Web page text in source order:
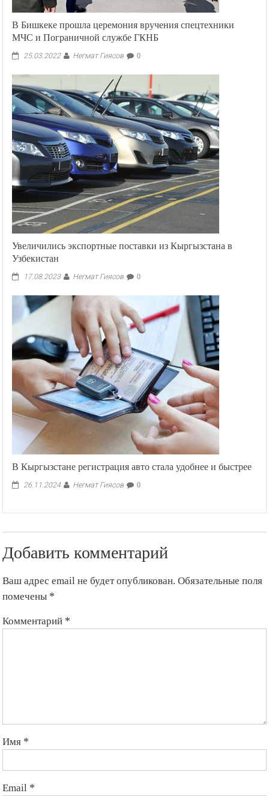
В Бишкеке прошла церемония вручения спецтехники
МЧС и Пограничной службе ГКНБ
25.03.2022 Негмат Гиясов 0
Увеличились экспортные поставки из Кыргызстана в
Узбекистан
17.08.2023 Негмат Гиясов 0
В Кыргызстане регистрация авто стала удобнее и быстрее
26.11.2024 Негмат Гиясов 0
Добавить комментарий
Ваш адрес email не будет опубликован. Обязательные поля
помечены *
Комментарий *
Имя *
Email *